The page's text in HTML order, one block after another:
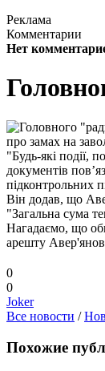
Реклама
Комментарии
Нет
про замах на
"Будь-які події,
документів
підконтрольних
Він додав, що
"Загальна сума
Нагадаємо, що
арешту
0
0
Joker
Все новости /
Похожие